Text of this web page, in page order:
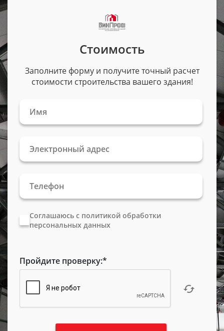
Стоимость
Заполните форму и получите точный расчет
стоимости строительства вашего здания!
Соглашаюсь с политикой обработки
персональных данных
Пройдите проверку:*